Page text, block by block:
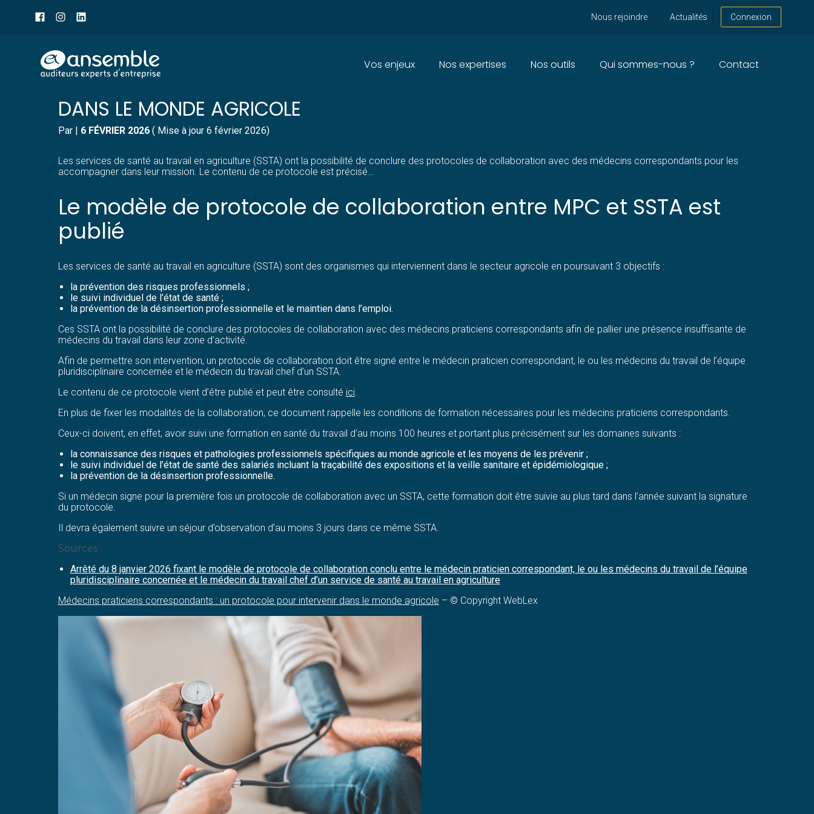
header
Nous rejoindre Actualités Connexion
Aller
au
Principal
Vos enjeux Nos expertises Nos outils Qui sommes-nous ? Contact
MÉDECINS PRATICIENS CORRESPONDANTS : UN PROTOCOLE POUR INTERVENIR
DANS LE MONDE AGRICOLE
Par | 6 FÉVRIER 2026( Mise à jour 6 février 2026)
Les services de santé au travail en agriculture (SSTA) ont la possibilité de conclure des protocoles de collaboration avec des médecins correspondants pour les
accompagner dans leur mission. Le contenu de ce protocole est précisé…
Le modèle de protocole de collaboration entre MPC et SSTA est
publié
Les services de santé au travail en agriculture (SSTA) sont des organismes qui interviennent dans le secteur agricole en poursuivant 3 objectifs :
la prévention des risques professionnels ;
le suivi individuel de l’état de santé ;
la prévention de la désinsertion professionnelle et le maintien dans l’emploi.
Ces SSTA ont la possibilité de conclure des protocoles de collaboration avec des médecins praticiens correspondants afin de pallier une présence insuffisante de
médecins du travail dans leur zone d’activité.
Afin de permettre son intervention, un protocole de collaboration doit être signé entre le médecin praticien correspondant, le ou les médecins du travail de l’équipe
pluridisciplinaire concernée et le médecin du travail chef d’un SSTA.
Le contenu de ce protocole vient d’être publié et peut être consulté ici.
En plus de fixer les modalités de la collaboration, ce document rappelle les conditions de formation nécessaires pour les médecins praticiens correspondants.
Ceux-ci doivent, en effet, avoir suivi une formation en santé du travail d’au moins 100 heures et portant plus précisément sur les domaines suivants :
la connaissance des risques et pathologies professionnels spécifiques au monde agricole et les moyens de les prévenir ;
le suivi individuel de l’état de santé des salariés incluant la traçabilité des expositions et la veille sanitaire et épidémiologique ;
la prévention de la désinsertion professionnelle.
Si un médecin signe pour la première fois un protocole de collaboration avec un SSTA, cette formation doit être suivie au plus tard dans l’année suivant la signature
du protocole.
Il devra également suivre un séjour d’observation d’au moins 3 jours dans ce même SSTA.
Sources :
Arrêté du 8 janvier 2026 fixant le modèle de protocole de collaboration conclu entre le médecin praticien correspondant, le ou les médecins du travail de l’équipe
pluridisciplinaire concernée et le médecin du travail chef d’un service de santé au travail en agriculture
Médecins praticiens correspondants : un protocole pour intervenir dans le monde agricole – © Copyright WebLex